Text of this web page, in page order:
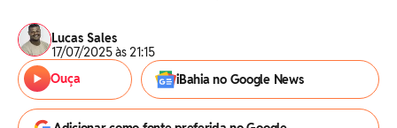
Lucas Sales
17/07/2025 às 21:15
Ouça
iBahia no Google News